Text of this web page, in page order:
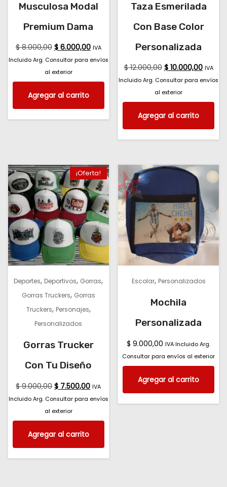
Musculosa Modal
Premium Dama
$8.000,00 $6.000,00 IVA
Incluido Arg. Consultar para envíos
al exterior
Agregar al carrito
Taza Esmerilada
Con Base Color
Personalizada
$12.000,00 $10.000,00 IVA
Incluido Arg. Consultar para envíos
al exterior
Agregar al carrito
¡Oferta!
Deportes, Deportivos, Gorras,
Gorras Truckers, Gorras
Truckers, Personajes,
Personalizados
Gorras Trucker
Con Tu Diseño
$9.000,00 $ 7.500,00 IVA
Incluido Arg. Consultar para envíos
al exterior
Agregar al carrito
Escolar, Personalizados
Mochila
Personalizada
$ 9.000,00 IVA Incluido Arg.
Consultar para envíos al exterior
Agregar al carrito